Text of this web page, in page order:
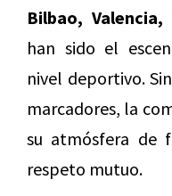
Bilbao,
han sido el
nivel deportivo.
marcadores, la
su atmósfera de
respeto mutuo.